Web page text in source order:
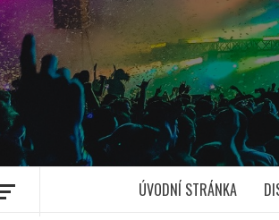
ÚVODNÍ STRÁNKA